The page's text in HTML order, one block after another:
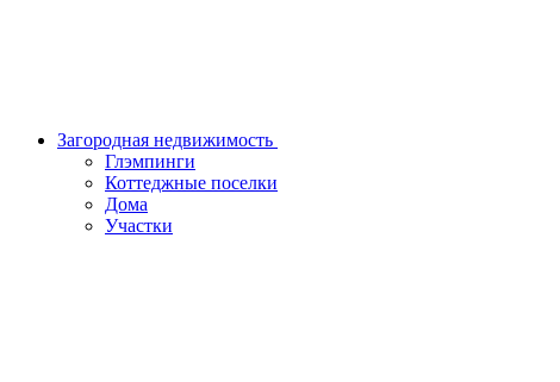
Загородная недвижимость
Глэмпинги
Коттеджные поселки
Дома
Участки